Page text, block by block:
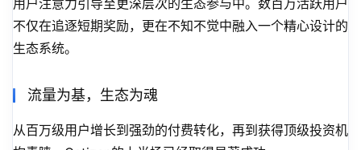
用户注意力引导至更深层次的生态参与中。数百万活跃用户
不仅在追逐短期奖励，更在不知不觉中融入一个精心设计的
生态系统。
流量为基，生态为魂
从百万级用户增长到强劲的付费转化，再到获得顶级投资机